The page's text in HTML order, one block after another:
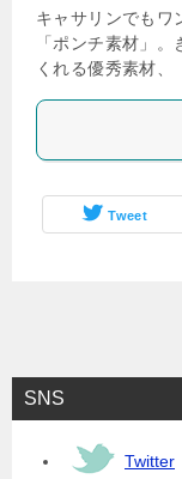
キャサリンでもワ
「ポンチ素材」
くれる優秀素材、
Tweet
SNS
Twitter